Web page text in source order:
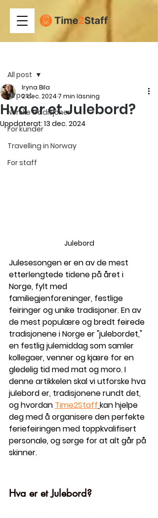
All post
Norske tradisjoner
For kunder
Travelling in Norway
For staff
All post
Hva er et Julebord?
Iryna Bila
2 dec. 2024 7 min läsning
Uppdaterat: 13 dec. 2024
Julebord
Julesesongen er en av de mest
etterlengtede tidene på året i
Norge, fylt med
familiegjenforeninger, festlige
feiringer og unike tradisjoner. En av
de mest populære og bredt feirede
tradisjonene i Norge er "julebordet,"
en festlig julemiddag som samler
kollegaer, venner og kjære for en
gledelig tid med mat og moro. I
denne artikkelen skal vi utforske hva
julebord er, tradisjonene rundt det,
og hvordan Time2Staff kan hjelpe
deg med å organisere den perfekte
feriefeiringen med toppkvalifisert
personale, og sørge for at alt går på
skinner.
Hva er et Julebord?